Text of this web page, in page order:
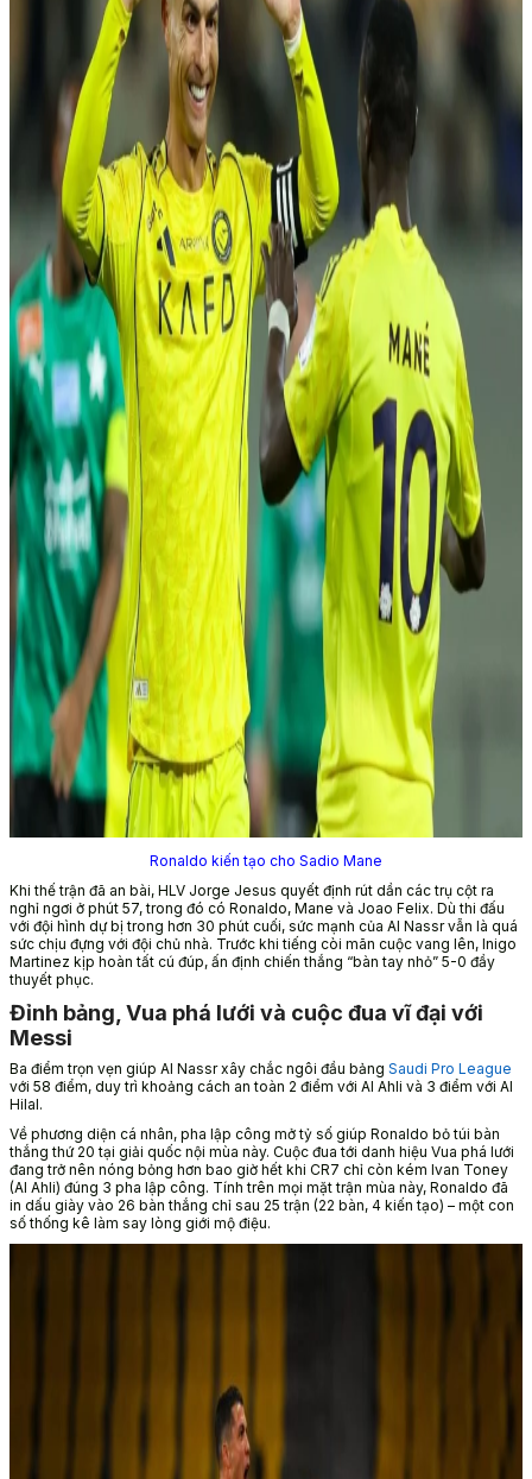
Ronaldo kiến tạo cho Sadio Mane
Khi thế trận đã an bài, HLV Jorge Jesus quyết định rút dần các trụ cột ra
nghỉ ngơi ở phút 57, trong đó có Ronaldo, Mane và Joao Felix. Dù thi đấu
với đội hình dự bị trong hơn 30 phút cuối, sức mạnh của Al Nassr vẫn là quá
sức chịu đựng với đội chủ nhà. Trước khi tiếng còi mãn cuộc vang lên, Inigo
Martinez kịp hoàn tất cú đúp, ấn định chiến thắng “bàn tay nhỏ” 5-0 đầy
thuyết phục.
Đỉnh bảng, Vua phá lưới và cuộc đua vĩ đại với
Messi
Ba điểm trọn vẹn giúp Al Nassr xây chắc ngôi đầu bảng Saudi Pro League
với 58 điểm, duy trì khoảng cách an toàn 2 điểm với Al Ahli và 3 điểm với Al
Hilal.
Về phương diện cá nhân, pha lập công mở tỷ số giúp Ronaldo bỏ túi bàn
thắng thứ 20 tại giải quốc nội mùa này. Cuộc đua tới danh hiệu Vua phá lưới
đang trở nên nóng bỏng hơn bao giờ hết khi CR7 chỉ còn kém Ivan Toney
(Al Ahli) đúng 3 pha lập công. Tính trên mọi mặt trận mùa này, Ronaldo đã
in dấu giày vào 26 bàn thắng chỉ sau 25 trận (22 bàn, 4 kiến tạo) – một con
số thống kê làm say lòng giới mộ điệu.